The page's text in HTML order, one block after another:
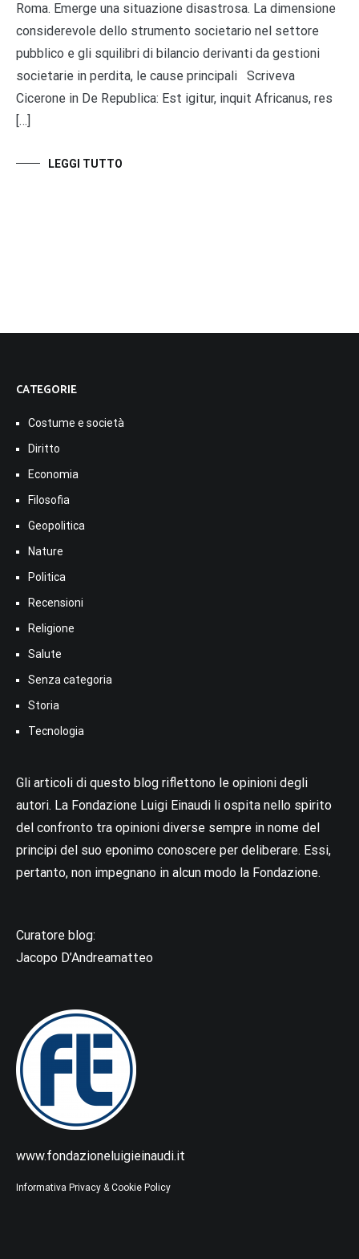
Roma. Emerge una situazione disastrosa. La dimensione
considerevole dello strumento societario nel settore
pubblico e gli squilibri di bilancio derivanti da gestioni
societarie in perdita, le cause principali Scriveva
Cicerone in De Republica: Est igitur, inquit Africanus, res
[…]
LEGGI TUTTO
CATEGORIE
Costume e società
Diritto
Economia
Filosofia
Geopolitica
Nature
Politica
Recensioni
Religione
Salute
Senza categoria
Storia
Tecnologia
Gli articoli di questo blog riflettono le opinioni degli
autori. La Fondazione Luigi Einaudi li ospita nello spirito
del confronto tra opinioni diverse sempre in nome del
principi del suo eponimo conoscere per deliberare. Essi,
pertanto, non impegnano in alcun modo la Fondazione.
Curatore blog:
Jacopo D’Andreamatteo
www.fondazioneluigieinaudi.it
Informativa Privacy & Cookie Policy